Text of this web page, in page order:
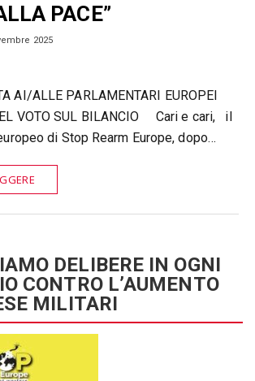
PACE”
2025
AI/ALLE PARLAMENTARI EUROPEI
VOTO SUL BILANCIO Cari e cari, il
di Stop Rearm Europe, dopo…
DELIBERE IN OGNI
CONTRO L’AUMENTO
MILITARI